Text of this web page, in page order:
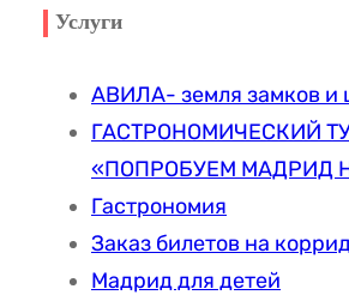
Услуги
АВИЛА- земля замков и
ГАСТРОНОМИЧЕСКИЙ
«ПОПРОБУЕМ МАДРИД
Гастрономия
Заказ билетов на
Мадрид для детей